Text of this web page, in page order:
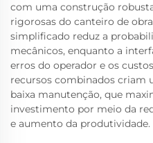
com uma construção
rigorosas do canteiro de
simplificado reduz a
mecânicos, enquanto a
erros do operador e os
recursos combinados criam
baixa manutenção, que
investimento por meio da
e aumento da produtividade.